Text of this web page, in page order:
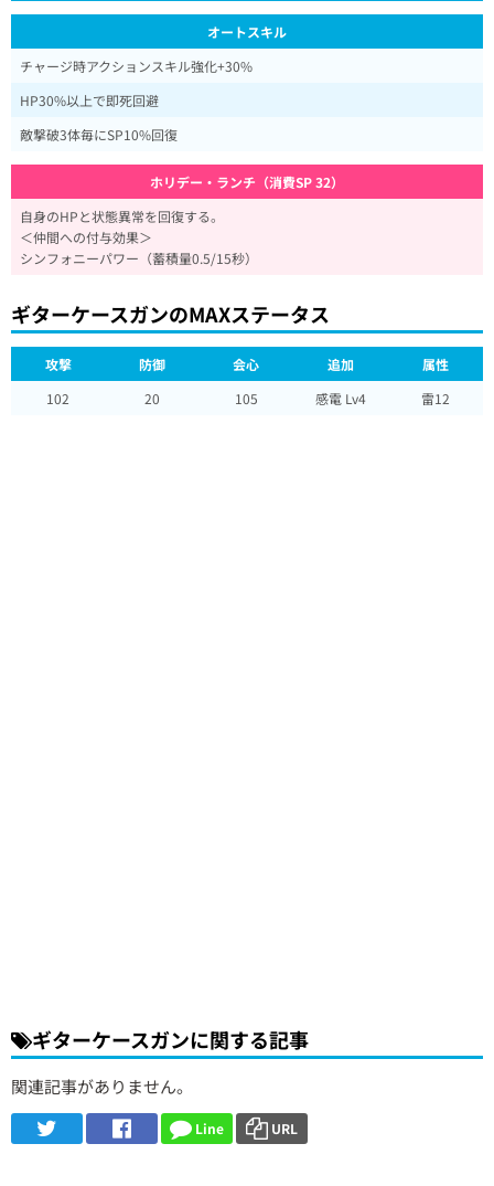
オートスキル
チャージ時アクションスキル強化+30%
HP30%以上で即死回避
敵撃破3体毎にSP10%回復
ホリデー・ランチ（消費SP 32）
自身のHPと状態異常を回復する。
＜仲間への付与効果＞
シンフォニーパワー（蓄積量0.5/15秒）
ギターケースガンのMAXステータス
攻撃 防御 会心 追加
属性
102
20 105 感電 Lv4 雷12
ギターケースガンに関する記事
関連記事がありません。
Line URL